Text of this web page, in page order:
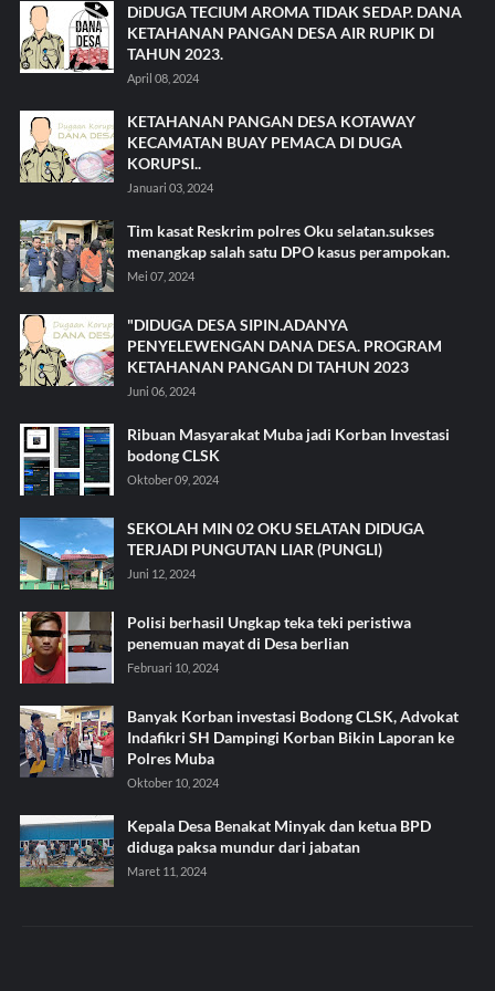
DiDUGA TECIUM AROMA TIDAK SEDAP. DANA
KETAHANAN PANGAN DESA AIR RUPIK DI
TAHUN 2023.
April 08, 2024
KETAHANAN PANGAN DESA KOTAWAY
KECAMATAN BUAY PEMACA DI DUGA
KORUPSI..
Januari 03, 2024
Tim kasat Reskrim polres Oku selatan.sukses
menangkap salah satu DPO kasus perampokan.
Mei 07, 2024
"DIDUGA DESA SIPIN.ADANYA
PENYELEWENGAN DANA DESA. PROGRAM
KETAHANAN PANGAN DI TAHUN 2023
Juni 06, 2024
Ribuan Masyarakat Muba jadi Korban Investasi
bodong CLSK
Oktober 09, 2024
SEKOLAH MIN 02 OKU SELATAN DIDUGA
TERJADI PUNGUTAN LIAR (PUNGLI)
Juni 12, 2024
Polisi berhasil Ungkap teka teki peristiwa
penemuan mayat di Desa berlian
Februari 10, 2024
Banyak Korban investasi Bodong CLSK, Advokat
Indafikri SH Dampingi Korban Bikin Laporan ke
Polres Muba
Oktober 10, 2024
Kepala Desa Benakat Minyak dan ketua BPD
diduga paksa mundur dari jabatan
Maret 11, 2024